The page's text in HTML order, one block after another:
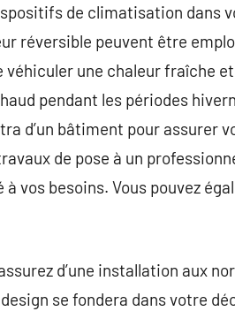
de climatisation dans
réversible peuvent être
une chaleur fraîche
pendant les périodes
d’un bâtiment pour assurer
de pose à un
vos besoins. Vous pouvez
d’une installation aux
se fondera dans votre